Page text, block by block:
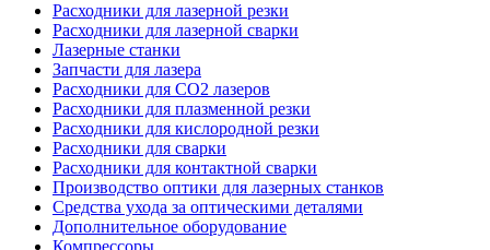
Расходники для лазерной резки
Расходники для лазерной сварки
Лазерные станки
Запчасти для лазера
Расходники для СО2 лазеров
Расходники для плазменной резки
Расходники для кислородной резки
Расходники для сварки
Расходники для контактной сварки
Производство оптики для лазерных станков
Средства ухода за оптическими деталями
Дополнительное оборудование
Компрессоры